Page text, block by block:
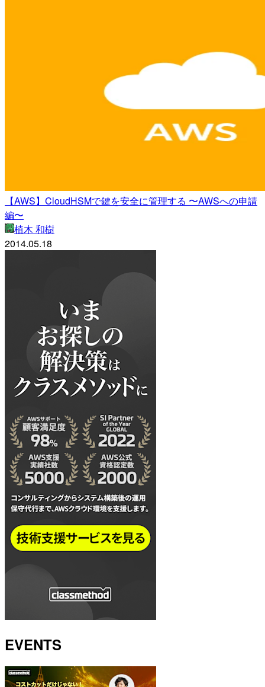
【AWS】CloudHSMで鍵を安全に管理する 〜AWSへの申請
編〜
植木 和樹
2014.05.18
EVENTS